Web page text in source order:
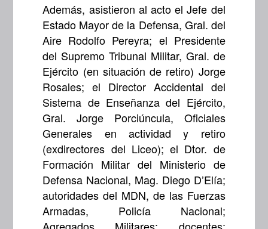
Además, asistieron al acto el Jefe del
Estado Mayor de la Defensa, Gral. del
Aire Rodolfo Pereyra; el Presidente
del Supremo Tribunal Militar, Gral. de
Ejército (en situación de retiro) Jorge
Rosales; el Director Accidental del
Sistema de Enseñanza del Ejército,
Gral. Jorge Porciúncula, Oficiales
Generales en actividad y retiro
(exdirectores del Liceo); el Dtor. de
Formación Militar del Ministerio de
Defensa Nacional, Mag. Diego D’Elía;
autoridades del MDN, de las Fuerzas
Armadas, Policía Nacional;
Agregados Militares; docentes;